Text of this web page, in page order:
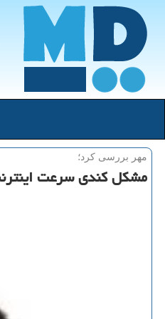
مهر بررسی كرد؛
مشكل كندی سرعت